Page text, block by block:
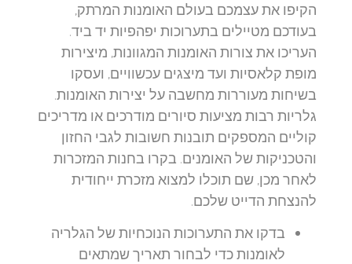
הקיפו את עצמכם בעולם האומנות המרתק,
בעודכם מטיילים בתערוכות יפהפיות יד ביד.
העריכו את צורות האומנות המגוונות, מיצירות
מופת קלאסיות ועד מיצגים עכשוויים, ועסקו
בשיחות מעוררות מחשבה על יצירות האומנות.
גלריות רבות מציעות סיורים מודרכים או מדריכים
קוליים המספקים תובנות חשובות לגבי החזון
והטכניקות של האומנים. בקרו בחנות המזכרות
לאחר מכן, שם תוכלו למצוא מזכרת ייחודית
להנצחת הדייט שלכם.
בדקו את התערוכות הנוכחיות של הגלריה
לאומנות כדי לבחור תאריך שמתאים